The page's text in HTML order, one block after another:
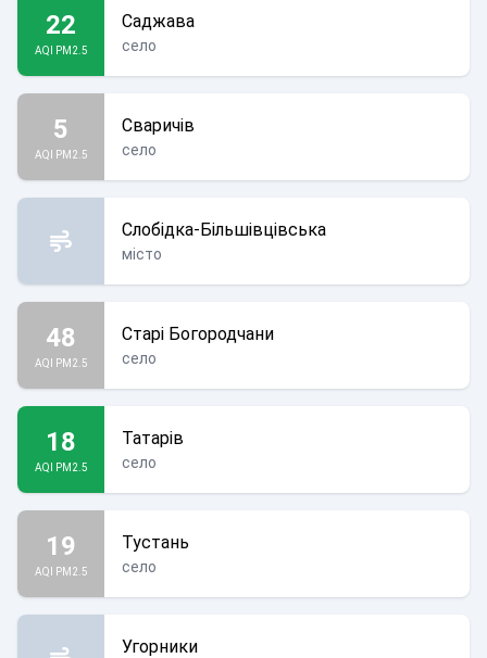
22
AQI PM2.5
Саджава
село
5
AQI PM2.5
Сваричів
село
Слобідка-Більшівцівська
місто
48
AQI PM2.5
Старі Богородчани
село
18
AQI PM2.5
Татарів
село
19
AQI PM2.5
Тустань
село
Угорники